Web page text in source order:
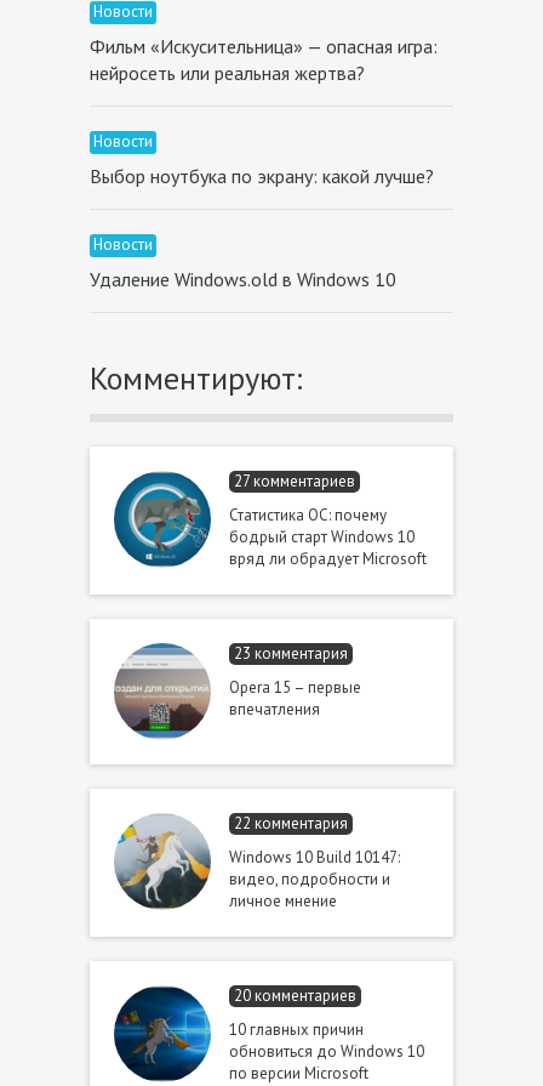
Новости
Фильм «Искусительница» — опасная игра:
нейросеть или реальная жертва?
Новости
Выбор ноутбука по экрану: какой лучше?
Новости
Удаление Windows.old в Windows 10
Комментируют:
27 комментариев
Статистика ОС: почему
бодрый старт Windows 10
вряд ли обрадует Microsoft
23 комментария
Opera 15 – первые
впечатления
22 комментария
Windows 10 Build 10147:
видео, подробности и
личное мнение
20 комментариев
10 главных причин
обновиться до Windows 10
по версии Microsoft